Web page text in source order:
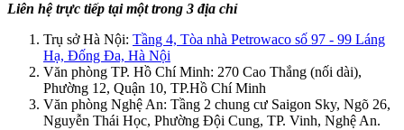
Liên hệ trực tiếp tại một trong 3 địa chỉ
Trụ sở Hà Nội: Tầng 4, Tòa nhà Petrowaco số 97 - 99 Láng
Hạ, Đống Đa, Hà Nội
Văn phòng TP. Hồ Chí Minh: 270 Cao Thắng (nối dài),
Phường 12, Quận 10, TP.Hồ Chí Minh
Văn phòng Nghệ An: Tầng 2 chung cư Saigon Sky, Ngõ 26,
Nguyễn Thái Học, Phường Đội Cung, TP. Vinh, Nghệ An.